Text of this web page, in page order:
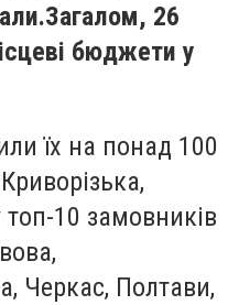
Загалом, 26
бюджети у
їх на понад 100
10 замовників
Черкас, Полтави,